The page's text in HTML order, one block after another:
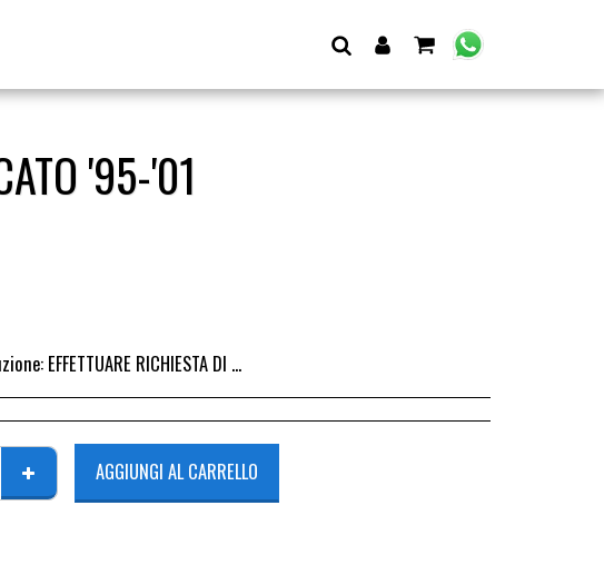
'95-'01
EFFETTUARE RICHIESTA DI RESO ENTRO 14 GIORNI DALL&#039;ACQUISTO DEL RICAMBIO, IL RIMBORSO VIENE EMESSO ALLA CONSEGNA DEL RICAMBIO IN SEDE.
AGGIUNGI AL CARRELLO